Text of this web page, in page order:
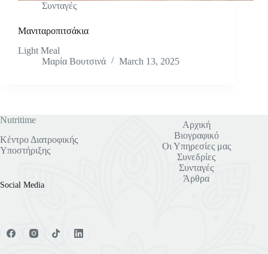
Συνταγές
Μανιταροπιτσάκια
Light Meal
Μαρία Βουτσινά
March 13, 2025
Nutritime
Κέντρο Διατροφικής
Υποστήριξης
Social Media
Αρχική
Βιογραφικό
Οι Υπηρεσίες μας
Συνεδρίες
Συνταγές
Άρθρα